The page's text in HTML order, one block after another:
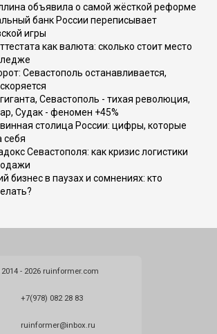
объявила о самой жёсткой реформе
банк России переписывает
игры
как валюта: сколько стоит место
Севастополь останавливается,
Севастополь - тихая революция,
Судак - феномен +45%
столица России: цифры, которые
себя
Севастополя: как кризис логистики
бизнес в паузах и сомнениях: кто
- 2026 ruinformer.com
+7(978) 082 28 83
ruinformer@inbox.ru